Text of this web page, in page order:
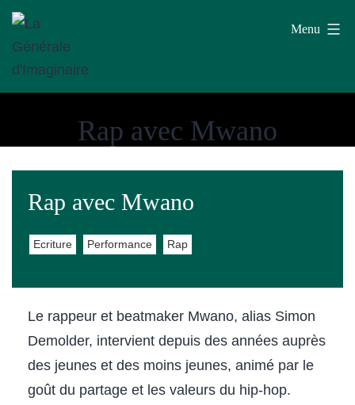
Aller
contenu
Menu
Rap avec Mwano
Rap avec Mwano
Ecriture Performance Rap
Le rappeur et beatmaker Mwano, alias Simon
Demolder, intervient depuis des années auprès
des jeunes et des moins jeunes, animé par le
goût du partage et les valeurs du hip-hop.